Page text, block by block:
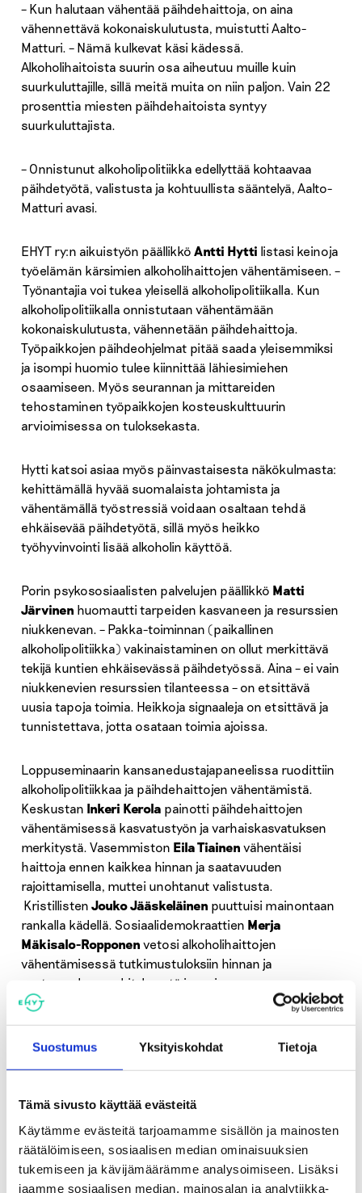
Suostumus Yksityiskohdat Tietoja
Tämä sivusto käyttää evästeitä
Käytämme evästeitä tarjoamamme sisällön ja mainosten
räätälöimiseen, sosiaalisen median ominaisuuksien
tukemiseen ja kävijämäärämme analysoimiseen. Lisäksi
jaamme sosiaalisen median, mainosalan ja analytiikka-
– Kun halutaan vähentää päihdehaittoja, on aina
vähennettävä kokonaiskulutusta, muistutti Aalto-
Matturi. – Nämä kulkevat käsi kädessä.
Alkoholihaitoista suurin osa aiheutuu muille kuin
suurkuluttajille, sillä meitä muita on niin paljon. Vain 22
prosenttia miesten päihdehaitoista syntyy
suurkuluttajista.
– Onnistunut alkoholipolitiikka edellyttää kohtaavaa
päihdetyötä, valistusta ja kohtuullista sääntelyä, Aalto-
Matturi avasi.
EHYT ry:n aikuistyön päällikkö Antti Hytti listasi keinoja
työelämän kärsimien alkoholihaittojen vähentämiseen. –
Työnantajia voi tukea yleisellä alkoholipolitiikalla. Kun
alkoholipolitiikalla onnistutaan vähentämään
kokonaiskulutusta, vähennetään päihdehaittoja.
Työpaikkojen päihdeohjelmat pitää saada yleisemmiksi
ja isompi huomio tulee kiinnittää lähiesimiehen
osaamiseen. Myös seurannan ja mittareiden
tehostaminen työpaikkojen kosteuskulttuurin
arvioimisessa on tuloksekasta.
Hytti katsoi asiaa myös päinvastaisesta näkökulmasta:
kehittämällä hyvää suomalaista johtamista ja
vähentämällä työstressiä voidaan osaltaan tehdä
ehkäisevää päihdetyötä, sillä myös heikko
työhyvinvointi lisää alkoholin käyttöä.
Porin psykososiaalisten palvelujen päällikkö Matti
Järvinen huomautti tarpeiden kasvaneen ja resurssien
niukkenevan. – Pakka-toiminnan (paikallinen
alkoholipolitiikka) vakinaistaminen on ollut merkittävä
tekijä kuntien ehkäisevässä päihdetyössä. Aina – ei vain
niukkenevien resurssien tilanteessa – on etsittävä
uusia tapoja toimia. Heikkoja signaaleja on etsittävä ja
tunnistettava, jotta osataan toimia ajoissa.
Loppuseminaarin kansanedustajapaneelissa ruodittiin
alkoholipolitiikkaa ja päihdehaittojen vähentämistä.
Keskustan Inkeri Kerola painotti päihdehaittojen
vähentämisessä kasvatustyön ja varhaiskasvatuksen
merkitystä. Vasemmiston Eila Tiainen vähentäisi
haittoja ennen kaikkea hinnan ja saatavuuden
rajoittamisella, muttei unohtanut valistusta.
Kristillisten Jouko Jääskeläinen puuttuisi mainontaan
rankalla kädellä. Sosiaalidemokraattien Merja
Mäkisalo-Ropponen vetosi alkoholihaittojen
vähentämisessä tutkimustuloksiin hinnan ja
saatavuuden merkityksestä ja mainonnan
rajoittamisesta. Hän myös vahvistaisi suuntausta
alkoholin nauttimiseen ravintoloissa – inhimillisempiin
aikoihin. KokoomuksenSanna Lauslahti
iloitsi
kitkisi katukauppaa ja alkoholin välittämistä nuorille.
ansaitsisi toimenpiteitä.
Kaikki kansanedustajat laputtivat vihreää oluen